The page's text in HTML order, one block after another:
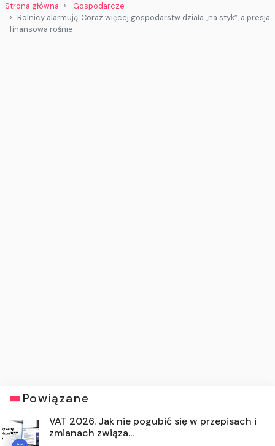
Strona główna
Gospodarcze
Rolnicy alarmują. Coraz więcej gospodarstw działa „na styk”, a presja
finansowa rośnie
Powiązane
VAT 2026. Jak nie pogubić się w przepisach i
zmianach związa...